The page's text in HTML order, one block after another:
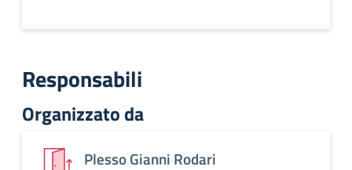
Responsabili
Organizzato da
Plesso Gianni Rodari